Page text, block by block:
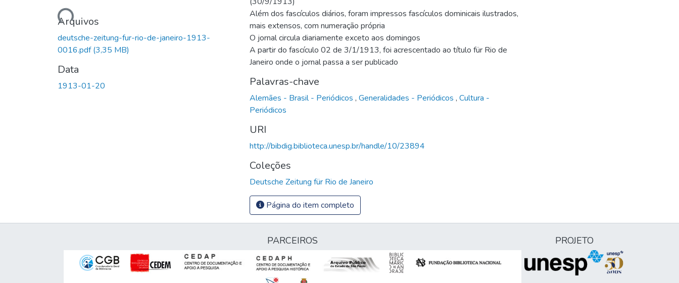
Carregando...Arquivos
deutsche-zeitung-fur-rio-de-janeiro-1913-
0016.pdf(3,35 MB)
Data
1913-01-20
Além dos fascículos diários, foram impressos fascículos dominicais ilustrados,
mais extensos, com numeração própria
O jornal circula diariamente exceto aos domingos
A partir do fascículo 02 de 3/1/1913, foi acrescentado ao título für Rio de
Janeiro onde o jornal passa a ser publicado
Palavras-chave
Alemães - Brasil - Periódicos , Generalidades - Periódicos , Cultura -
Periódicos
URI
http://bibdig.biblioteca.unesp.br/handle/10/23894
Coleções
Deutsche Zeitung für Rio de Janeiro
Página do item completo
PARCEIROS PROJETO